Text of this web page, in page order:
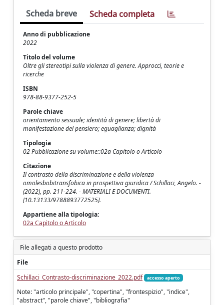
Scheda breve Scheda completa
Anno di pubblicazione
2022
Titolo del volume
Oltre gli stereotipi sulla violenza di genere. Approcci, teorie e
ricerche
ISBN
978-88-9377-252-5
Parole chiave
orientamento sessuale; identità di genere; libertà di
manifestazione del pensiero; eguaglianza; dignità
Tipologia
02 Pubblicazione su volume::02a Capitolo o Articolo
Citazione
Il contrasto della discriminazione e della violenza
omolesbobitransfobica in prospettiva giuridica / Schillaci, Angelo. -
(2022), pp. 211-224. - MATERIALI E DOCUMENTI.
[10.13133/9788893772525].
Appartiene alla tipologia:
02a Capitolo o Articolo
File allegati a questo prodotto
File
Schillaci_Contrasto-discriminazione_2022.pdf
accesso aperto
Note: "articolo principale", "copertina", "frontespizio", "indice",
"abstract", "parole chiave", "bibliografia"